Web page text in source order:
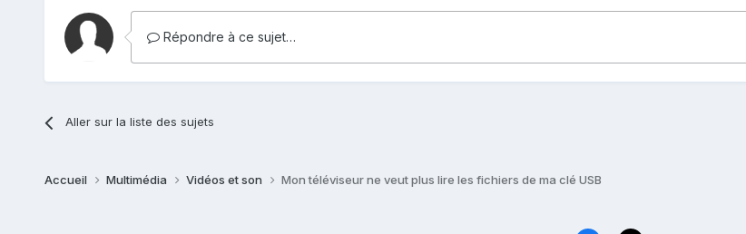
Répondre à ce sujet…
Aller sur la liste des sujets
Accueil Multimédia Vidéos et son Mon téléviseur ne veut plus lire les fichiers de ma clé USB